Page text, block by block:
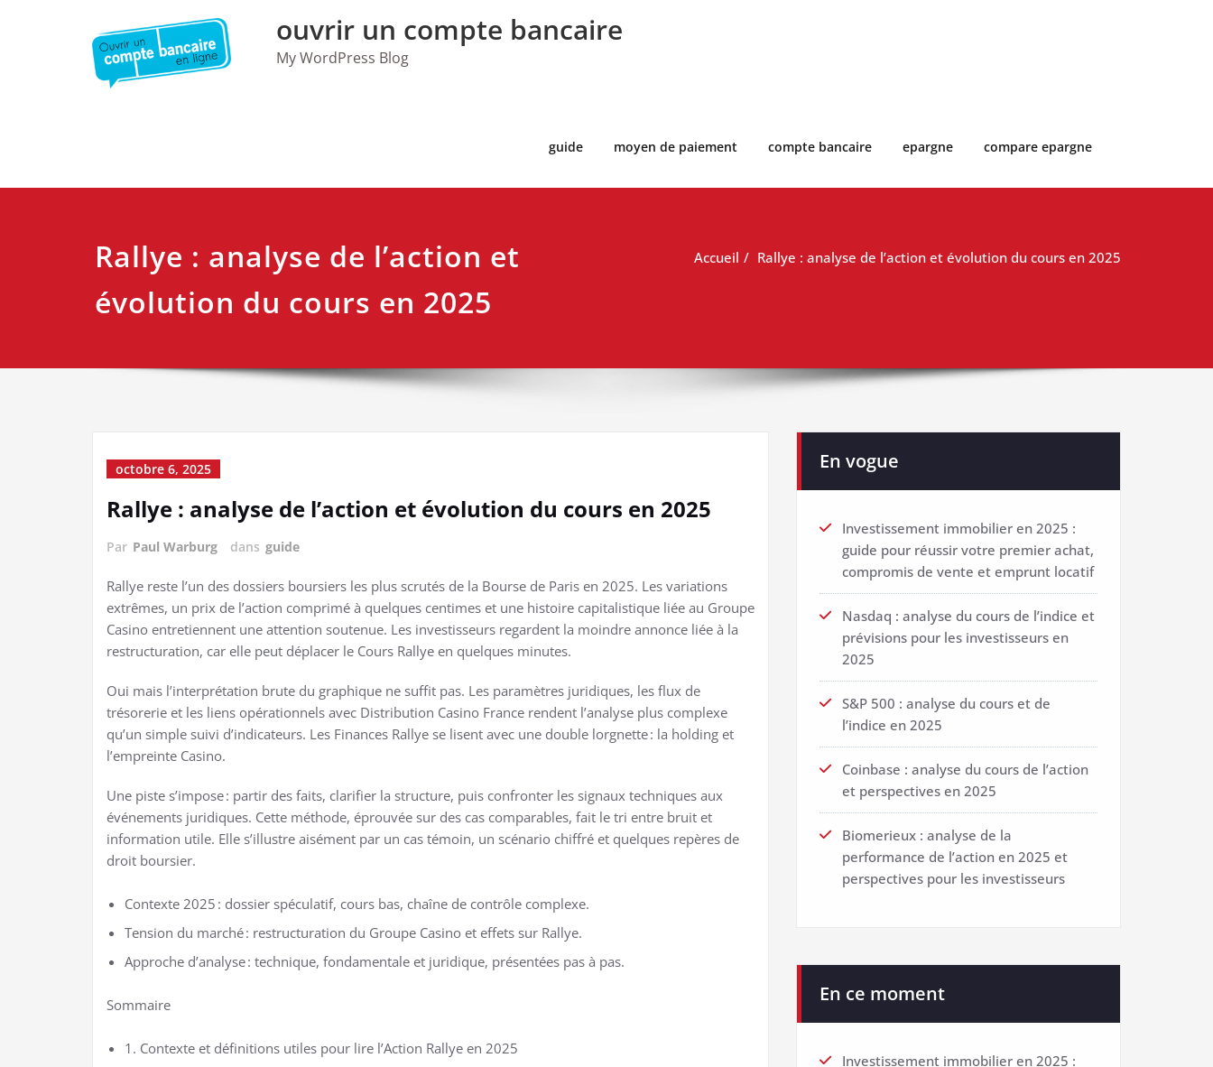
ouvrir un compte bancaire
My WordPress Blog
guide moyen de paiement compte bancaire epargne compare epargne
Rallye : analyse de l’action et
évolution du cours en 2025
Accueil Rallye : analyse de l’action et évolution du cours en 2025
octobre 6, 2025
Rallye : analyse de l’action et évolution du cours en 2025
Par Paul Warburg dans guide
Rallye reste l’un des dossiers boursiers les plus scrutés de la Bourse de Paris en 2025. Les variations
extrêmes, un prix de l’action comprimé à quelques centimes et une histoire capitalistique liée au Groupe
Casino entretiennent une attention soutenue. Les investisseurs regardent la moindre annonce liée à la
restructuration, car elle peut déplacer le Cours Rallye en quelques minutes.
Oui mais l’interprétation brute du graphique ne suffit pas. Les paramètres juridiques, les flux de
trésorerie et les liens opérationnels avec Distribution Casino France rendent l’analyse plus complexe
qu’un simple suivi d’indicateurs. Les Finances Rallye se lisent avec une double lorgnette : la holding et
l’empreinte Casino.
Une piste s’impose : partir des faits, clarifier la structure, puis confronter les signaux techniques aux
événements juridiques. Cette méthode, éprouvée sur des cas comparables, fait le tri entre bruit et
information utile. Elle s’illustre aisément par un cas témoin, un scénario chiffré et quelques repères de
droit boursier.
Contexte 2025 : dossier spéculatif, cours bas, chaîne de contrôle complexe.
Tension du marché : restructuration du Groupe Casino et effets sur Rallye.
Approche d’analyse : technique, fondamentale et juridique, présentées pas à pas.
Sommaire
1. Contexte et définitions utiles pour lire l’Action Rallye en 2025
En vogue
Investissement immobilier en 2025 :
guide pour réussir votre premier achat,
compromis de vente et emprunt locatif
Nasdaq : analyse du cours de l’indice et
prévisions pour les investisseurs en
2025
S&P 500 : analyse du cours et de
l’indice en 2025
Coinbase : analyse du cours de l’action
et perspectives en 2025
Biomerieux : analyse de la
performance de l’action en 2025 et
perspectives pour les investisseurs
En ce moment
Investissement immobilier en 2025 :